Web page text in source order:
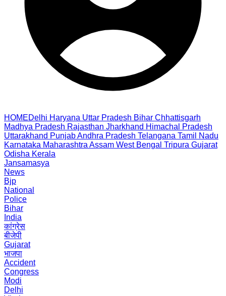
HOMEDelhi Haryana Uttar Pradesh Bihar Chhattisgarh
Madhya Pradesh Rajasthan Jharkhand Himachal Pradesh
Uttarakhand PunjabAndhra Pradesh Telangana Tamil Nadu
Karnataka Maharashtra Assam West Bengal Tripura Gujarat
Odisha Kerala
Jansamasya
News
Bjp
National
Police
Bihar
India
कांग्रेस
बीजेपी
Gujarat
भाजपा
Accident
Congress
Modi
Delhi